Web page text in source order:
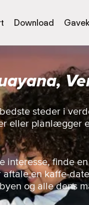
Download
steder i
eller planlægger
interesse, finde
en kaffe-
og alle dens